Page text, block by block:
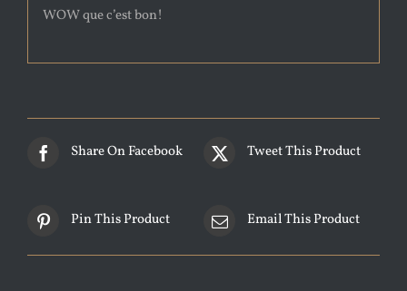
WOW que c’est bon!
Share On Facebook Tweet This Product
Pin This Product Email This Product